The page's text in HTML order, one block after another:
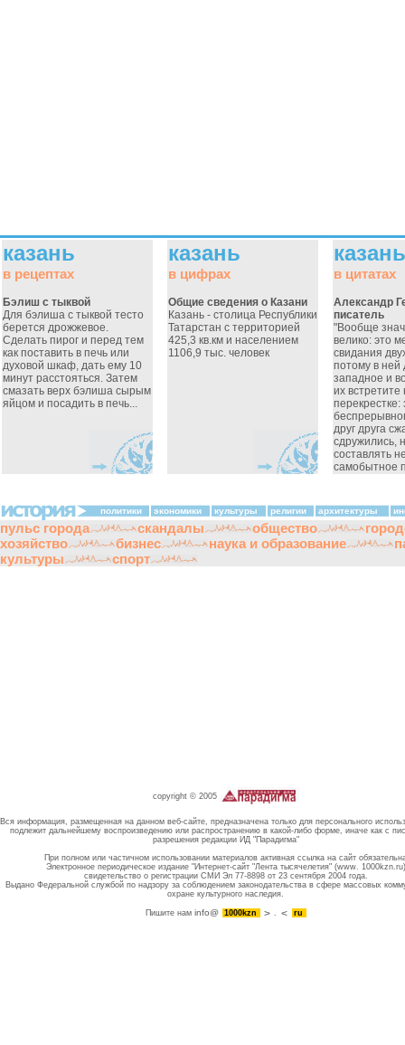
казань
в рецептах
Бэлиш с тыквой
Для бэлиша с тыквой тесто
берется дрожжевое.
Сделать пирог и перед тем
как поставить в печь или
духовой шкаф, дать ему 10
минут расстояться. Затем
смазать верх бэлиша сырым
яйцом и посадить в печь...
казань
в цифрах
Общие сведения о Казани
Казань - столица Республики
Татарстан с территорией
425,3 кв.км и населением
1106,9 тыс. человек
казань
в цитатах
Александр
писатель
"Вообще
велико: это
свидания
потому в ней
западное и
их
перекрестке:
друг друга
сдружились,
составлять
самобытное
политики экономики культуры религии архитектуры
пульс города скандалы общество
хозяйство
бизнес наука и образование
культуры
спорт
copyright © 2005
Вся информация, размещенная на данном веб-сайте, предназначена только для персонального
подлежит дальнейшему воспроизведению или распространению в какой-либо форме, иначе как с
разрешения редакции ИД "Парадигма"
При полном или частичном использовании материалов активная ссылка на сайт
Электронное периодическое издание "Интернет-сайт "Лента тысячелетия" (www. 1000kzn.ru)
свидетельство о регистрации СМИ Эл 77-8898 от 23 сентября 2004 года.
Выдано Федеральной службой по надзору за соблюдением законодательства в сфере массовых
охране культурного наследия.
Пишите намinfo@ 1000kzn . ru